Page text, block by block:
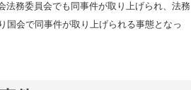
法務委員会でも同事件が取り上げられ、法務
国会で同事件が取り上げられる事態となっ